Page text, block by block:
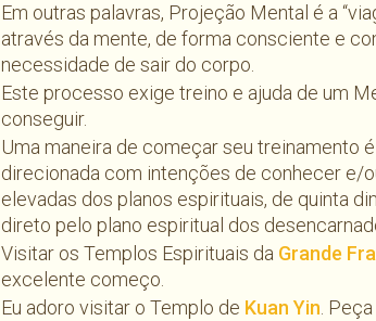
Em outras palavras, Projeção Mental é a
através da mente, de forma consciente e
necessidade de sair do corpo.
Este processo exige treino e ajuda de um
conseguir.
Uma maneira de começar seu treinamento
direcionada com intenções de conhecer e/
elevadas dos planos espirituais, de quinta
direto pelo plano espiritual dos
Visitar os Templos Espirituais da Grande
excelente começo.
Eu adoro visitar o Templo de Kuan Yin .